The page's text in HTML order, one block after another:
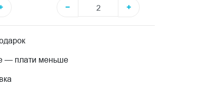
−
+
— плати меньше